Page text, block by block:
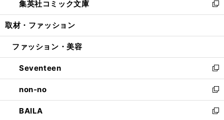
く
で
開
ド
ウ
開
ィ
ン
ウ
開
く
い
ウ
ン
ウ
で
開
く
集英社コミック文庫
新
し
ウ
ン
ド
ウ
で
開
く
取材・ファッション
ファッション・美容
Seventeen
新
し
い
ウ
ィ
non-no
新
し
い
BAILA
新